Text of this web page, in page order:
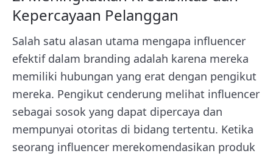
Kepercayaan Pelanggan
Salah satu alasan utama mengapa influencer
efektif dalam branding adalah karena mereka
memiliki hubungan yang erat dengan pengikut
mereka. Pengikut cenderung melihat influencer
sebagai sosok yang dapat dipercaya dan
mempunyai otoritas di bidang tertentu. Ketika
seorang influencer merekomendasikan produk